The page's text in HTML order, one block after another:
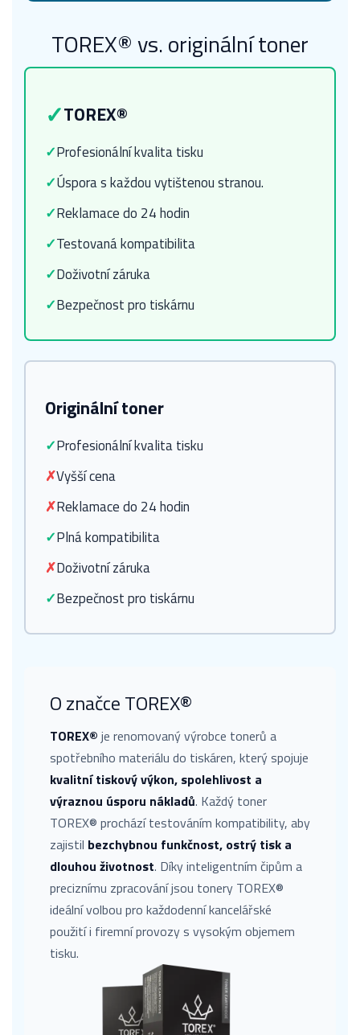
TOREX® vs. originální toner
✓TOREX®
✓Profesionální kvalita tisku
✓Úspora s každou vytištenou stranou.
✓Reklamace do 24 hodin
✓Testovaná kompatibilita
✓Doživotní záruka
✓Bezpečnost pro tiskárnu
Originální toner
✓Profesionální kvalita tisku
✗Vyšší cena
✗Reklamace do 24 hodin
✓Plná kompatibilita
✗Doživotní záruka
✓Bezpečnost pro tiskárnu
O značce TOREX®
TOREX® je renomovaný výrobce tonerů a
spotřebního materiálu do tiskáren, který spojuje
kvalitní tiskový výkon, spolehlivost a
výraznou úsporu nákladů. Každý toner
TOREX® prochází testováním kompatibility, aby
zajistil bezchybnou funkčnost, ostrý tisk a
dlouhou životnost. Díky inteligentním čipům a
preciznímu zpracování jsou tonery TOREX®
ideální volbou pro každodenní kancelářské
použití i firemní provozy s vysokým objemem
tisku.